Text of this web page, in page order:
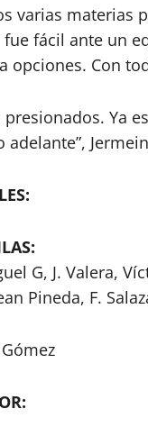
varias materias
fácil ante un
opciones. Con
Ya
G, J. Valera,
Pineda, F.